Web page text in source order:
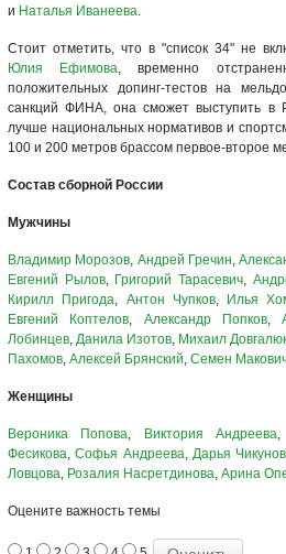
и Наталья Иванеева.
Стоит отметить, что в "список 34" не
Юлия Ефимова, временно
положительных допинг-тестов на
санкций ФИНА, она сможет выступить в
лучше национальных нормативов и
100 и 200 метров брассом первое-второе
Состав сборной России
Мужчины
Владимир Морозов, Андрей Гречин,
Евгений Рылов, Григорий Тарасевич,
Кирилл Пригода, Антон Чупков, Илья
Евгений Коптелов, Александр Попков,
Лобинцев, Данила Изотов, Михаил
Пахомов, Алексей Брянский, Семен
Женщины
Вероника Попова, Виктория Андреева
Фесикова,Софья Андреева, Дарья
Ловцова, Розалия Насретдинова, Арина
Оцените важность темы